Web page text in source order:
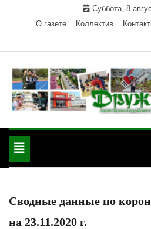
Суббота, 8
О газете
Коллектив
"Дружба"
Красногвардейского
Toggle
navigation
Сводные данные по
на 23.11.2020 г.